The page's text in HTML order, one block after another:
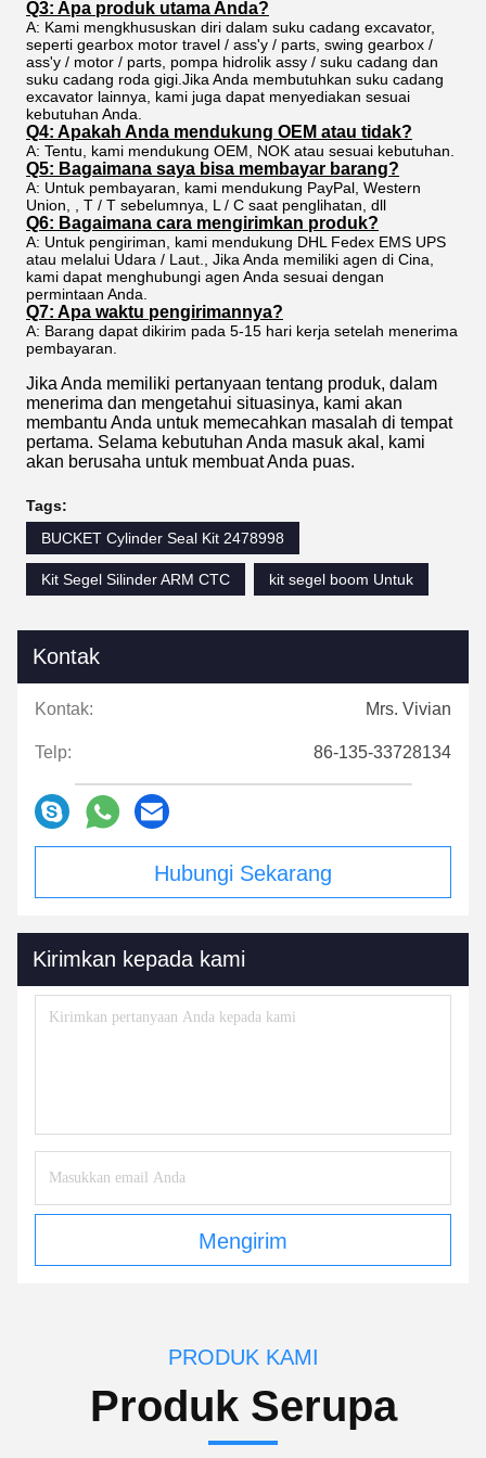
Q3: Apa produk utama Anda?
A: Kami mengkhususkan diri dalam suku cadang excavator,
seperti gearbox motor travel / ass'y / parts, swing gearbox /
ass'y / motor / parts, pompa hidrolik assy / suku cadang dan
suku cadang roda gigi.Jika Anda membutuhkan suku cadang
excavator lainnya, kami juga dapat menyediakan sesuai
kebutuhan Anda.
Q4: Apakah Anda mendukung OEM atau tidak?
A: Tentu, kami mendukung OEM, NOK atau sesuai kebutuhan.
Q5: Bagaimana saya bisa membayar barang?
A: Untuk pembayaran, kami mendukung PayPal, Western
Union, , T / T sebelumnya, L / C saat penglihatan, dll
Q6: Bagaimana cara mengirimkan produk?
A: Untuk pengiriman, kami mendukung DHL Fedex EMS UPS
atau melalui Udara / Laut., Jika Anda memiliki agen di Cina,
kami dapat menghubungi agen Anda sesuai dengan
permintaan Anda.
Q7: Apa waktu pengirimannya?
A: Barang dapat dikirim pada 5-15 hari kerja setelah menerima
pembayaran.
Jika Anda memiliki pertanyaan tentang produk, dalam
menerima dan mengetahui situasinya, kami akan
membantu Anda untuk memecahkan masalah di tempat
pertama. Selama kebutuhan Anda masuk akal, kami
akan berusaha untuk membuat Anda puas.
Tags:
BUCKET Cylinder Seal Kit 2478998
Kit Segel Silinder ARM CTC kit segel boom Untuk
Kontak
Kontak: Mrs. Vivian
Telp: 86-135-33728134
Hubungi Sekarang
Kirimkan kepada kami
Mengirim
PRODUK KAMI
Produk Serupa